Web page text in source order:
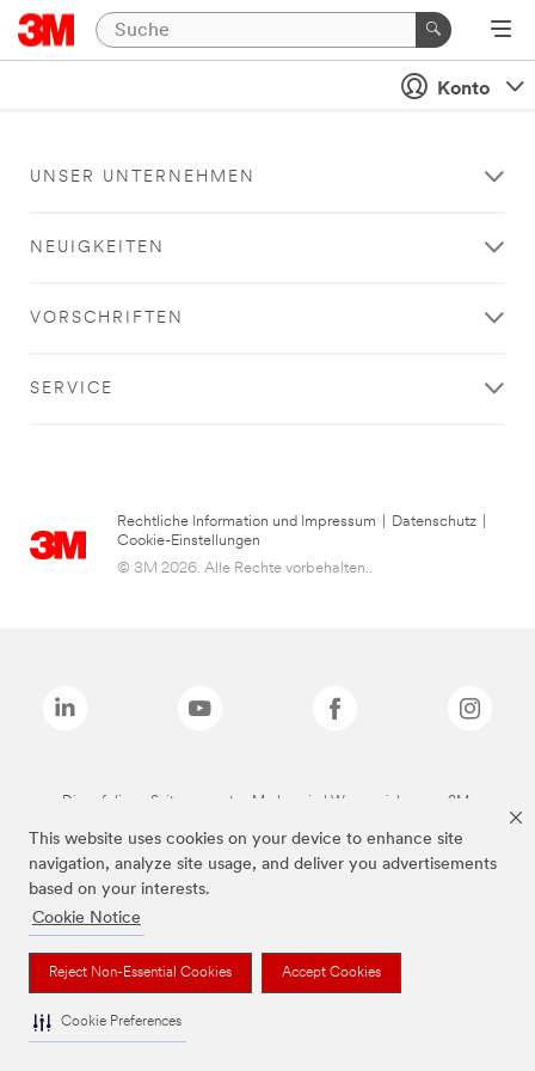
This website uses cookies on your device to enhance site
navigation, analyze site usage, and deliver you advertisements
based on your interests.
Cookie Notice
Reject Non-Essential Cookies Accept Cookies
Cookie Preferences
Konto
UNSER UNTERNEHMEN
NEUIGKEITEN
VORSCHRIFTEN
SERVICE
Rechtliche Information und Impressum Datenschutz
Cookie-Einstellungen
© 3M 2026. Alle Rechte vorbehalten..
Die auf dieser Seite genannten Marken sind Warenzeichen von 3M.